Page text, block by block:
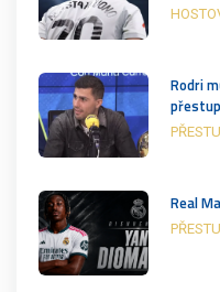
Rodri
Real